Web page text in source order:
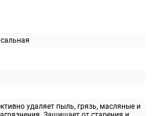
удаляет пыль, грязь, масляные и